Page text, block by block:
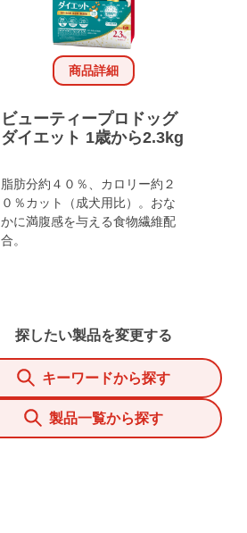
商品詳細
ビューティープロドッグ
ダイエット 1歳から2.3kg
脂肪分約４０％、カロリー約２
０％カット（成犬用比）。おな
かに満腹感を与える食物繊維配
合。
探したい製品を変更する
キーワードから探す
製品一覧から探す